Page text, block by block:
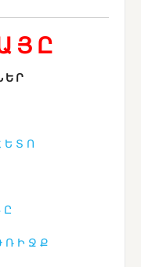
Յ Ը
Ե Ր
Տ Ո
Ը
Ռ Ի Ջ Ք